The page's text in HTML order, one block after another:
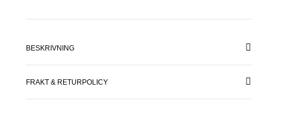
BESKRIVNING
FRAKT & RETURPOLICY